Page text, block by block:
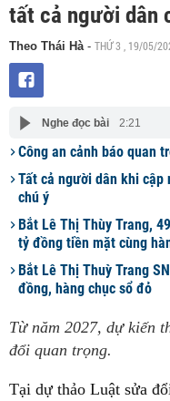
tất cả người dân
Theo Thái Hà- THỨ 3 , 19/05/
Nghe đọc bài 2:21
Công an cảnh báo quan
Tất cả người dân khi
chú ý
Bắt Lê Thị Thùy Trang,
tỷ đồng tiền mặt cùng
Bắt Lê Thị Thuỳ Trang
đồng, hàng chục sổ đỏ
Từ năm 2027, dự kiến
đổi quan trọng.
Tại dự thảo Luật sửa